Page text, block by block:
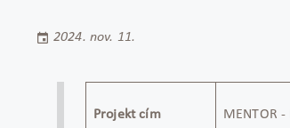
2024. nov. 11.
Projekt cím MENTOR -